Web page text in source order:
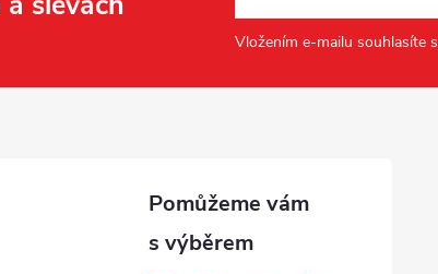
Vložením e-mailu souhlasíte s